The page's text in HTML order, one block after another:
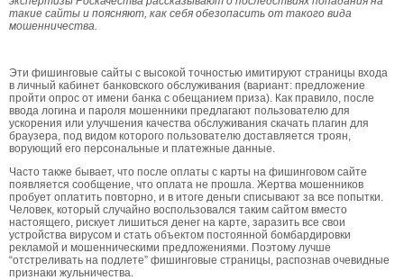
такие сайты и поясняют, как себя обезопасить от такого вида
мошенничества.
Эти фишинговые сайты с высокой точностью имитируют страницы входа
в личный кабинет банковского обслуживания (вариант: предложение
пройти опрос от имени банка с обещанием приза). Как правило, после
ввода логина и пароля мошенники предлагают пользователю для
ускорения или улучшения качества обслуживания скачать плагин для
браузера, под видом которого пользователю доставляется троян,
ворующий его персональные и платежные данные.
Часто также бывает, что после оплаты с карты на фишинговом сайте
появляется сообщение, что оплата не прошла. Жертва мошенников
пробует оплатить повторно, и в итоге деньги списывают за все попытки.
Человек, который случайно воспользовался таким сайтом вместо
настоящего, рискует лишиться денег на карте, заразить все свои
устройства вирусом и стать объектом постоянной бомбардировки
рекламой и мошенническими предложениями. Поэтому лучше
“отстреливать на подлете” фишинговые страницы, распознав очевидные
признаки жульничества.